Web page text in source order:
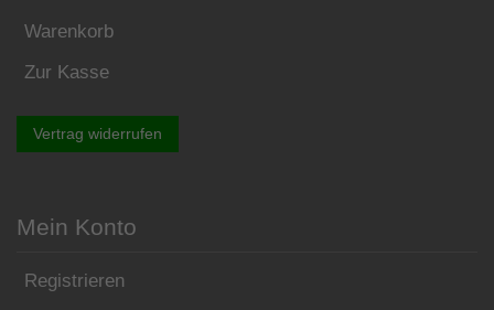
Warenkorb
Zur Kasse
Vertrag widerrufen
Mein Konto
Registrieren